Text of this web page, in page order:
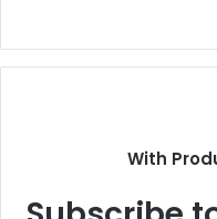
With